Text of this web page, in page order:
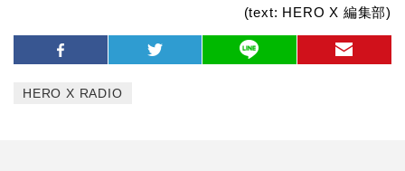
(text: HERO X 編集部)
HERO X RADIO